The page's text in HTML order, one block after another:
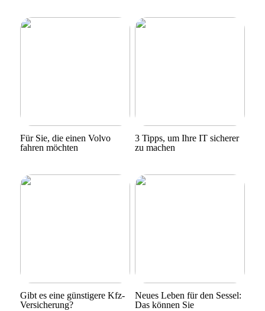
Für Sie, die einen Volvo
fahren möchten
3 Tipps, um Ihre IT sicherer
zu machen
Gibt es eine günstigere Kfz-
Versicherung?
Neues Leben für den Sessel:
Das können Sie